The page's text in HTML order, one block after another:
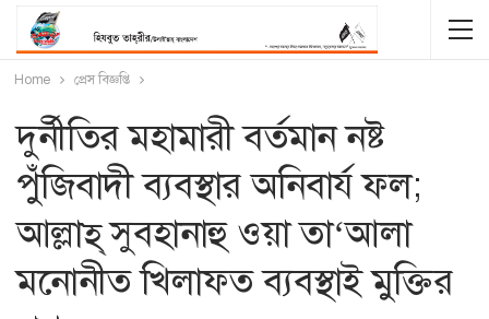
Home প্রেস বিজ্ঞপ্তি
দুর্নীতির মহামারী বর্তমান নষ্ট
পুঁজিবাদী ব্যবস্থার অনিবার্য ফল;
আল্লাহ্ সুবহানাহু ওয়া তা‘আলা
মনোনীত খিলাফত ব্যবস্থাই মুক্তির